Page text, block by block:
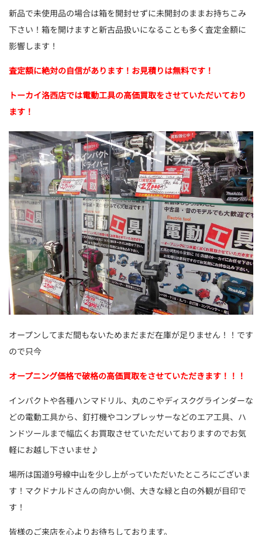
新品で未使用品の場合は箱を開封せずに未開封のままお持ちこみ
下さい！箱を開けますと新古品扱いになることも多く査定金額に
影響します！
査定額に絶対の自信があります！お見積りは無料です！
トーカイ洛西店では電動工具の高価買取をさせていただいており
ます！
オープンしてまだ間もないためまだまだ在庫が足りません！！です
ので只今
オープニング価格で破格の高価買取をさせていただきます！！！
インパクトや各種ハンマドリル、丸のこやディスクグラインダーな
どの電動工具から、釘打機やコンプレッサーなどのエア工具、ハ
ンドツールまで幅広くお買取させていただいておりますのでお気
軽にお越し下さいませ♪
場所は国道9号線中山を少し上がっていただいたところにございま
す！マクドナルドさんの向かい側、大きな緑と白の外観が目印で
す！
皆様のご来店を心よりお待ちしております。